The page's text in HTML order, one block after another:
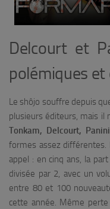
Delcourt et
polémiques
Le shôjo souffre depuis
plusieurs éditeurs, mais il
Tonkam, Delcourt, Panini
formes assez différentes.
appel : en cinq ans, la
divisée par 2, avec un
entre 80 et 100
cette année. Même